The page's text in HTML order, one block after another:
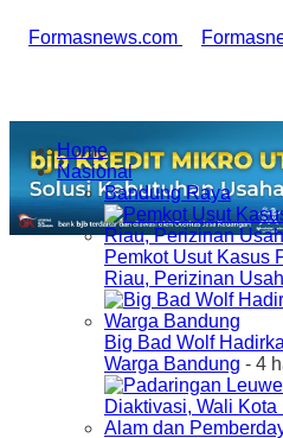
Home
Nasional
Bandung Raya
Pemkot Usut Kasus
Riau, Perizinan
Big Bad Wolf
Warga Bandung - 4